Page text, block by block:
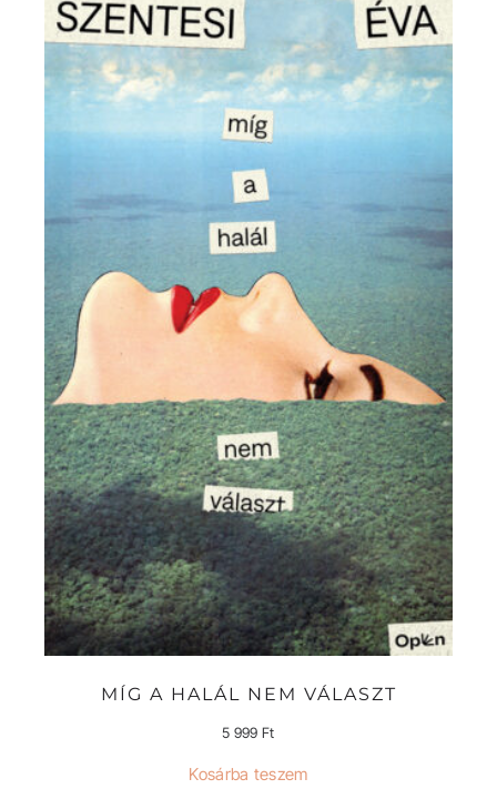
MÍG A HALÁL NEM VÁLASZT
5 999 Ft
Kosárba teszem